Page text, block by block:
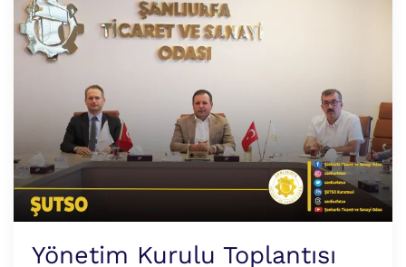
Yönetim Kurulu Toplantısı